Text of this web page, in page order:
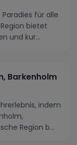
für alle
bietet
und kur...
Barkenholm
indem
Region b...